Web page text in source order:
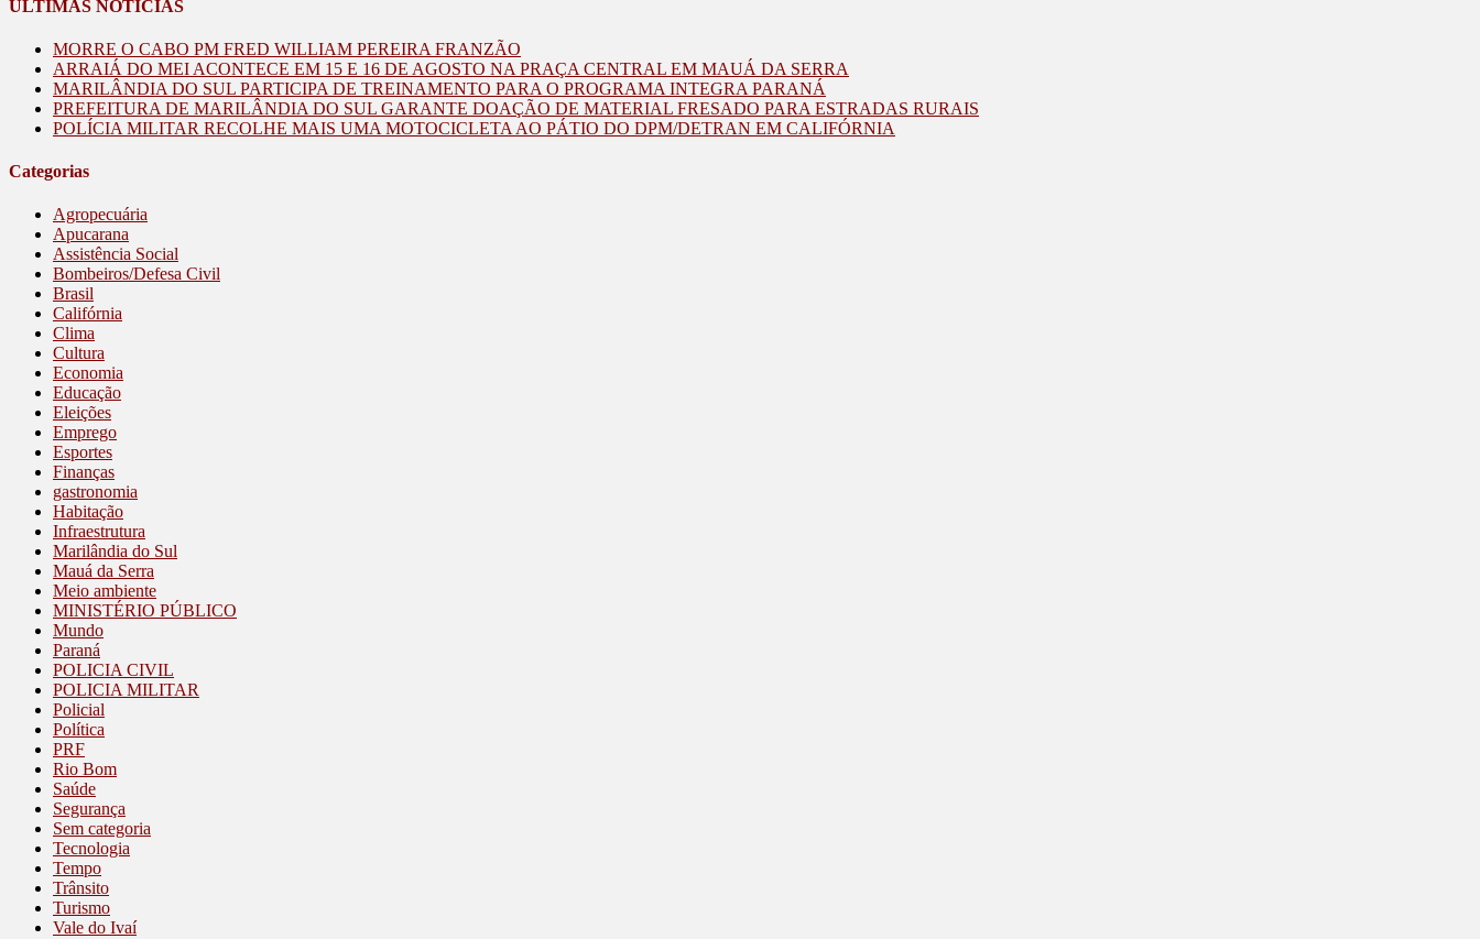
ÚLTIMAS NOTÍCIAS
MORRE O CABO PM FRED WILLIAM PEREIRA FRANZÃO
ARRAIÁ DO MEI ACONTECE EM 15 E 16 DE AGOSTO NA PRAÇA CENTRAL EM MAUÁ DA SERRA
MARILÂNDIA DO SUL PARTICIPA DE TREINAMENTO PARA O PROGRAMA INTEGRA PARANÁ
PREFEITURA DE MARILÂNDIA DO SUL GARANTE DOAÇÃO DE MATERIAL FRESADO PARA ESTRADAS RURAIS
POLÍCIA MILITAR RECOLHE MAIS UMA MOTOCICLETA AO PÁTIO DO DPM/DETRAN EM CALIFÓRNIA
Categorias
Agropecuária
Apucarana
Assistência Social
Bombeiros/Defesa Civil
Brasil
Califórnia
Clima
Cultura
Economia
Educação
Eleições
Emprego
Esportes
Finanças
gastronomia
Habitação
Infraestrutura
Marilândia do Sul
Mauá da Serra
Meio ambiente
MINISTÉRIO PÚBLICO
Mundo
Paraná
POLICIA CIVIL
POLICIA MILITAR
Policial
Política
PRF
Rio Bom
Saúde
Segurança
Sem categoria
Tecnologia
Tempo
Trânsito
Turismo
Vale do Ivaí